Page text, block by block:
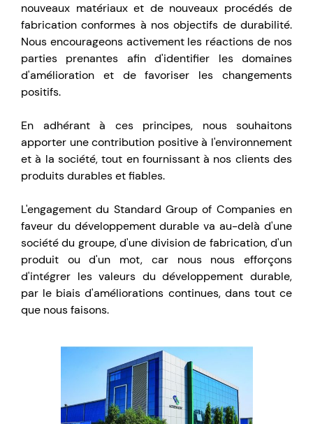
nouveaux matériaux et de nouveaux procédés de
fabrication conformes à nos objectifs de durabilité.
Nous encourageons activement les réactions de nos
parties prenantes afin d'identifier les domaines
d'amélioration et de favoriser les changements
positifs.
En adhérant à ces principes, nous souhaitons
apporter une contribution positive à l'environnement
et à la société, tout en fournissant à nos clients des
produits durables et fiables.
L'engagement du Standard Group of Companies en
faveur du développement durable va au-delà d'une
société du groupe, d'une division de fabrication, d'un
produit ou d'un mot, car nous nous efforçons
d'intégrer les valeurs du développement durable,
par le biais d'améliorations continues, dans tout ce
que nous faisons.